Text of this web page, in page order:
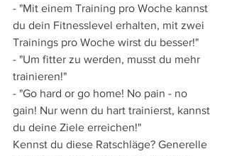
- "Mit einem Training pro Woche kannst
du dein Fitnesslevel erhalten, mit zwei
Trainings pro Woche wirst du besser!"
- "Um fitter zu werden, musst du mehr
trainieren!"
- "Go hard or go home! No pain - no
gain! Nur wenn du hart trainierst, kannst
du deine Ziele erreichen!"
Kennst du diese Ratschläge? Generelle